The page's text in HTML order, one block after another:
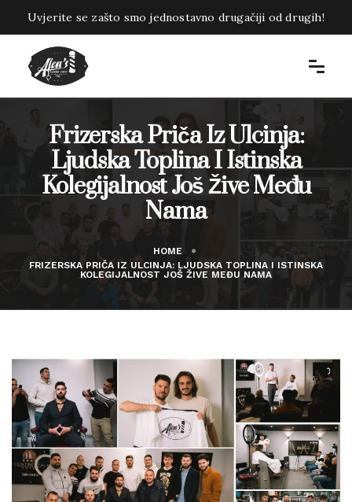
Uvjerite se zašto smo jednostavno drugačiji od drugih!
Frizerska Priča Iz Ulcinja:
Ljudska Toplina I Istinska
Kolegijalnost Još Žive Među
Nama
HOME
FRIZERSKA PRIČA IZ ULCINJA: LJUDSKA TOPLINA I ISTINSKA
KOLEGIJALNOST JOŠ ŽIVE MEĐU NAMA